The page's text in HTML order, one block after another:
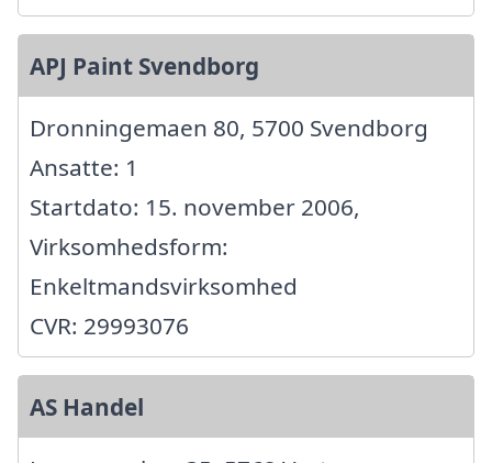
APJ Paint Svendborg
Dronningemaen 80, 5700 Svendborg
Ansatte: 1
Startdato: 15. november 2006,
Virksomhedsform:
Enkeltmandsvirksomhed
CVR: 29993076
AS Handel